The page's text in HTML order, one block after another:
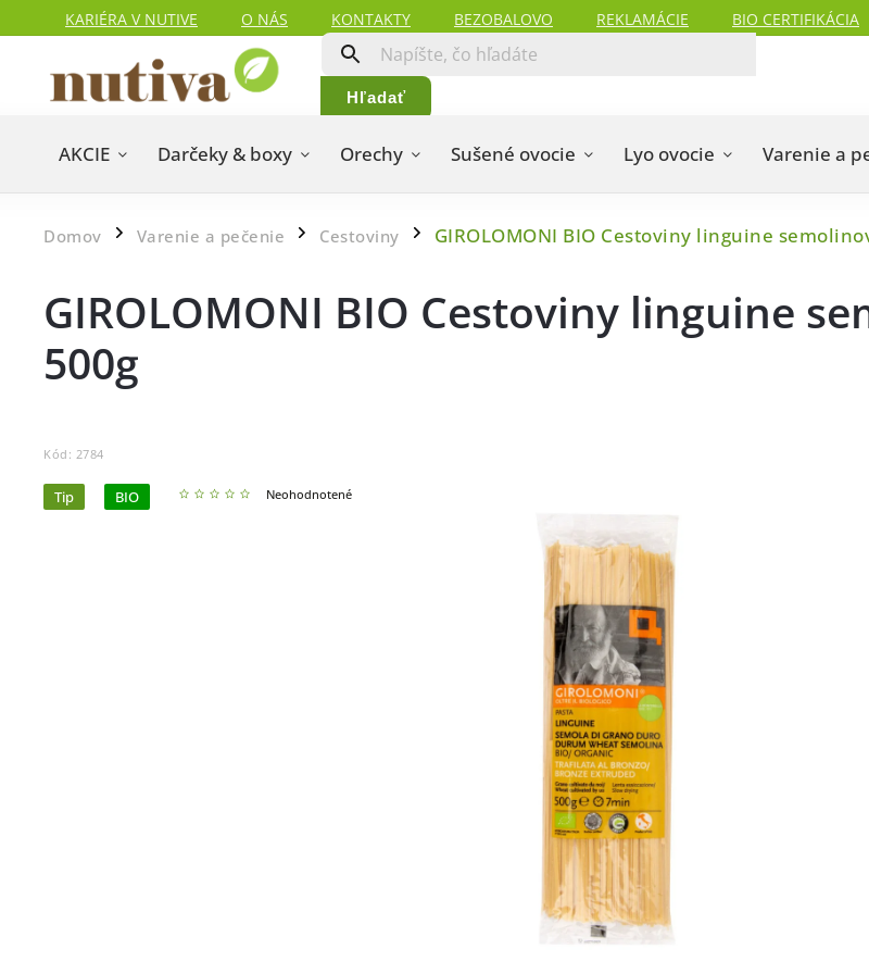
KARIÉRA V NUTIVE O NÁS KONTAKTY BEZOBALOVO REKLAMÁCIE BIO CERTIFIKÁCIA
HODNOTENIA ZÁKAZNÍKOV
MAPA SERVERU
Hľadať
AKCIE Darčeky & boxy Orechy Sušené ovocie Lyo ovocie Varenie a
Domov / Varenie a pečenie / Cestoviny / GIROLOMONI BIO Cestoviny linguine
GIROLOMONI BIO Cestoviny linguine
500g
Kód: 2784
Tip BIO Neohodnotené